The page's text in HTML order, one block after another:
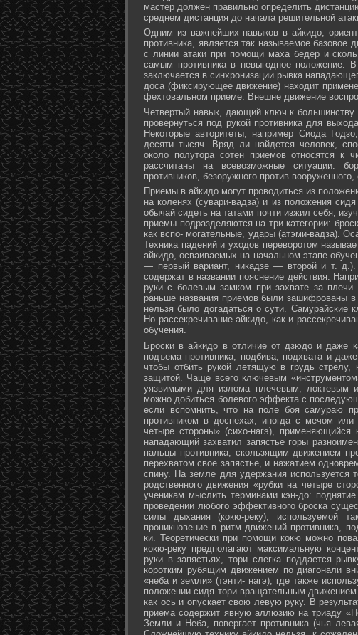
мастер должен правильно определить
среднем дистанция до начала решительной
Одним из важнейших навыков в айкидо,
противника, является так называемое базовое
с линии атаки при помощи маха бедер и
самым противника в невыгодное положение.
заключается в синхронизации рывка
доса (фиксирующее движение) находит
фехтовальном приеме. Внешне движение
Четвертый навык, дающий ключ к большинству
провернуться под рукой противника для
Некоторые авторитеты, например Сиода
десяти тысяч. Вряд ли найдется человек,
около полутора сотен приемов относятся к
рассчитаны на всевозможные ситуации:
противников, безоружного против
Приемы в айкидо могут проводиться из
на коленях (сувари-вадза) и из положения
обычай сидеть на татами почти изжил себя,
приемы подразделяются на три категории:
как вспо- могательные, удары (атэми-вадза).
Техника падений и уходов переворотом
айкидо, осваиваемых на начальном этапе
— первый вариант, никадзе — второй и т.
содержат в названии пояснение действия.
руки с болевым замком при захвате за плечи
раньше названия приемов были зашифрованы
нельзя было догадаться о сути. Самурайские
Но рассекречивание айкидо, как и
обучения.
Броски в айкидо в отличие от дзюдо и даже
подъема противника, подбива, подхвата и
чтобы отбить рукой летящую в грудь
защитой. Чаще всего ключевым
уязвимыми для излома плечевым, локтевым
можно добиться болевого эффекта с
если вспомнить, что на поле боя самураю
противником в доспехах, иногда с мечом
четыре стороны» (сихо-нагэ),
нападающий захватил запястье горы
пальцы противника, скользящим движением
перехватом свое запястье, и нажатием
спину. На земле для удержания используется
родственного движения «рубки на четыре
ученикам мыслить терминами кэн-до:
проведении любого эффективного броска
силы дыхания (кокю-реку), используемой
проникновение в ритм движений противника,
ки. Теоретически при помощи кокю можно
кокю-реку предполагают максимальную
руки в запястьях, тори слегка поддается
коротким рубящим движением по диагонали
«неба и земли» (тэнти- нагэ), где также
положении сидя тори вращательным движением
как ось и опускает свою левую руку. В
приема содержит явную аллюзию на триаду
Земли и Неба, повергает противника (чья